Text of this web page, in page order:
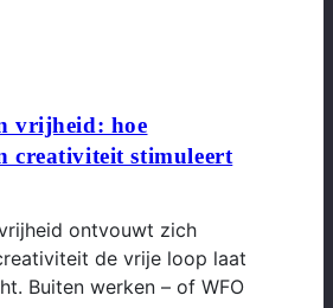
vrijheid: hoe
creativiteit stimuleert
ontvouwt zich
de vrije loop laat
Buiten werken – of WFO